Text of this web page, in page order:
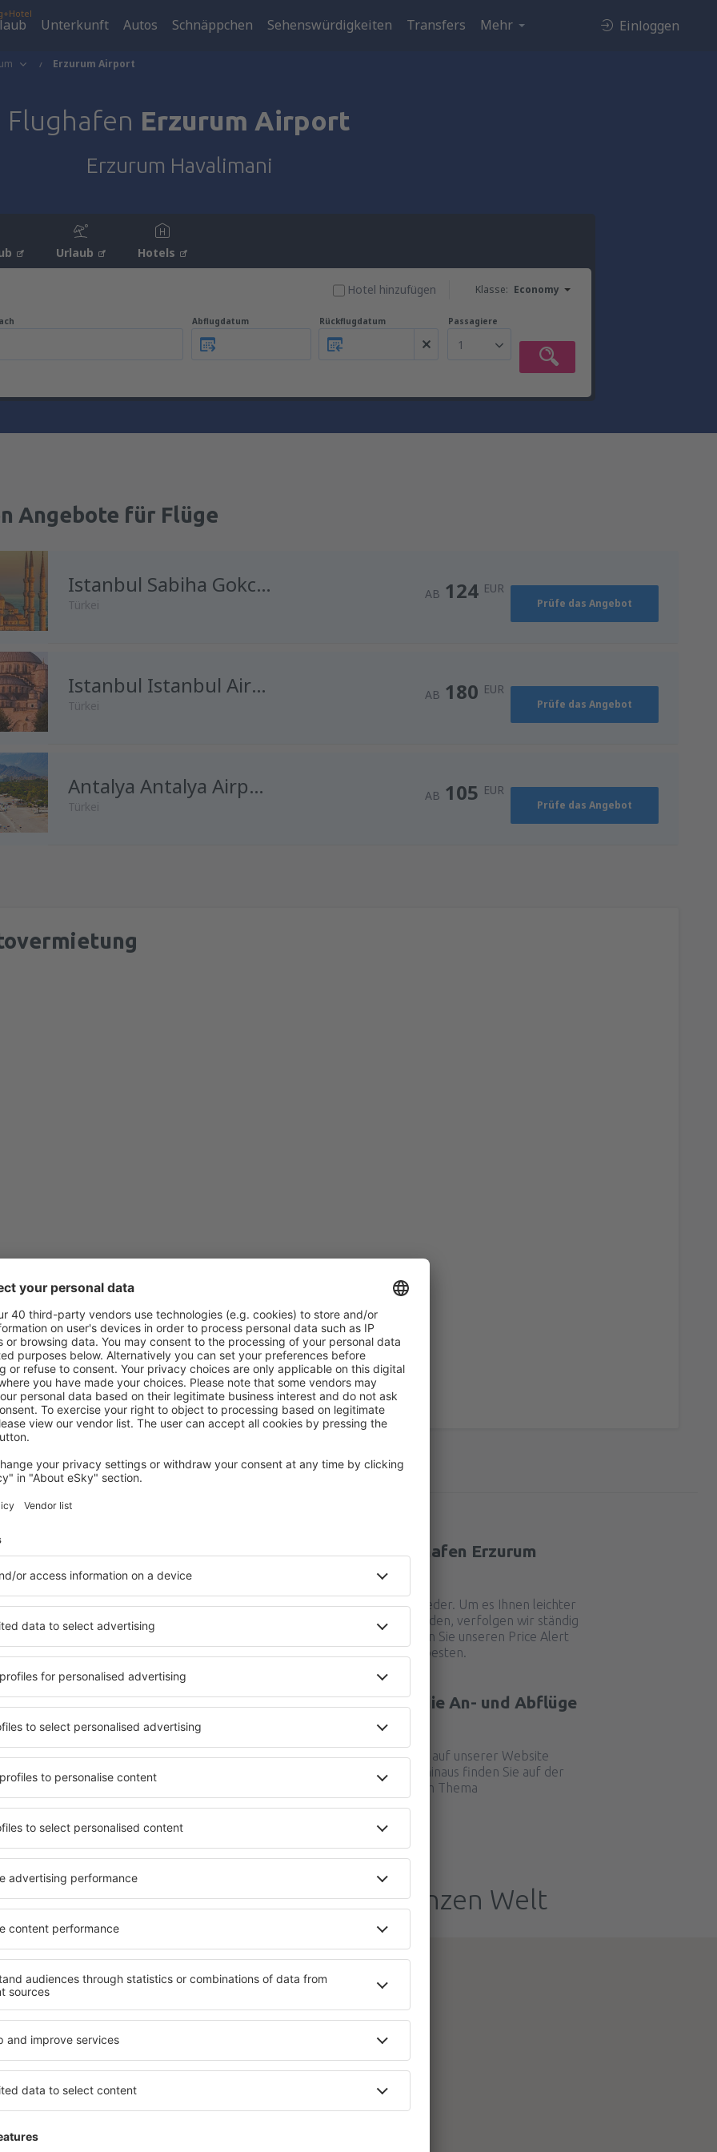
Unterkunft Autos Schnäppchen Sehenswürdigkeiten Transfers Mehr Einloggen
Erzurum Airport
Flughafen Erzurum Airport
Erzurum Havalimani
Urlaub Hotels
Klasse: Economy
Hotel hinzufügen
Abflugdatum Rückflugdatum Passagiere
1
Angebote für Flüge
Istanbul Sabiha Gokcen
Türkei
AB 124 EUR
Prüfe das Angebot
Istanbul Istanbul Airport
Türkei
AB 180 EUR
Prüfe das Angebot
Antalya Antalya Airport
Türkei
AB 105 EUR
Prüfe das Angebot
fliegen vom
die Flüge vom und zum
finden Sie direkt auf
✔️ Wann sind Flüge vom Flughafen Erzurum
Das Linienangebot ändert sich immer wieder. Um es Ihnen leichter
zu machen, die günstigsten Tickets zu finden, verfolgen wir ständig
die verfügbaren Möglichkeiten, und wenn Sie unseren Price Alert
einstellen, informieren wir Sie über die besten.
Airport
an, dank der Sie nach
die nicht direkt
✔️ Wie sieht der Zeitplan für die An- und Abflüge
vom Erzurum Airport aus?
Die Abflug- und Ankunftstafel finden Sie auf unserer Website
unter der Liste der Angebote. Darüber hinaus finden Sie auf der
Website auch weitere Informationen zum Thema
in der Umgebung und auf der ganzen Welt